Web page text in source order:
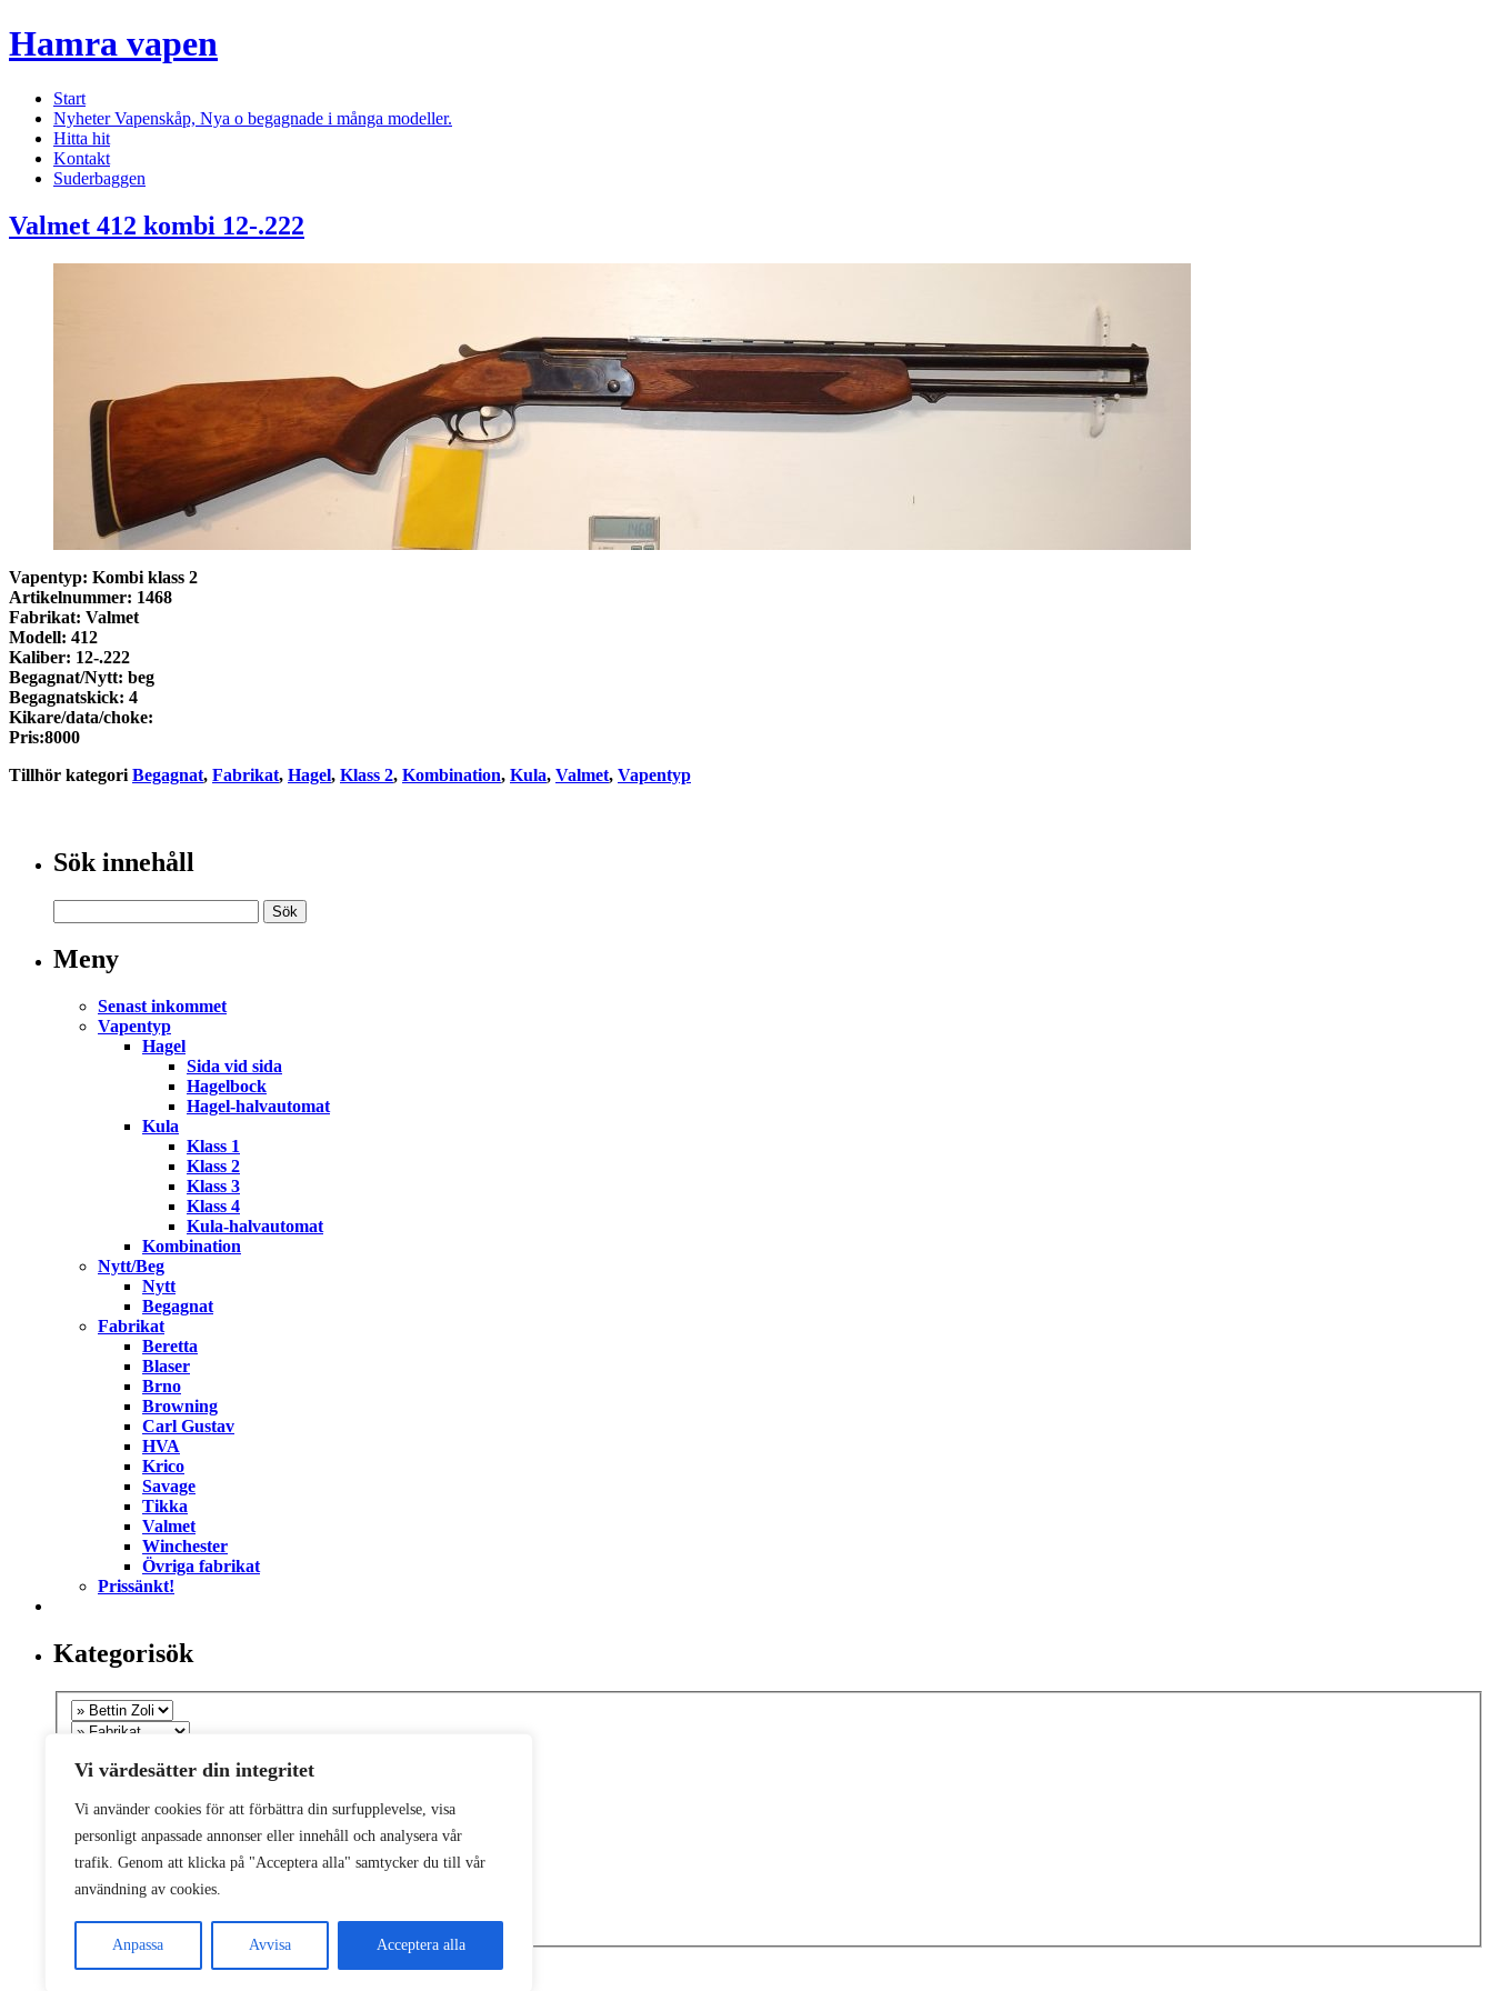
Vi värdesätter din integritet
Vi använder cookies för att förbättra din surfupplevelse, visa
personligt anpassade annonser eller innehåll och analysera vår
trafik. Genom att klicka på "Acceptera alla" samtycker du till vår
användning av cookies.
Anpassa Avvisa Acceptera alla
Hamra vapen
Start
Nyheter Vapenskåp, Nya o begagnade i många modeller.
Hitta hit
Kontakt
Suderbaggen
Valmet 412 kombi 12-.222
Vapentyp: Kombi klass 2
Artikelnummer: 1468
Fabrikat: Valmet
Modell: 412
Kaliber: 12-.222
Begagnat/Nytt: beg
Begagnatskick: 4
Kikare/data/choke:
Pris:8000
Tillhör kategori Begagnat, Fabrikat, Hagel, Klass 2, Kombination, Kula, Valmet, Vapentyp
Sök innehåll
Meny
Senast inkommet
Vapentyp
Hagel
Sida vid sida
Hagelbock
Hagel-halvautomat
Kula
Klass 1
Klass 2
Klass 3
Klass 4
Kula-halvautomat
Kombination
Nytt/Beg
Nytt
Begagnat
Fabrikat
Beretta
Blaser
Brno
Browning
Carl Gustav
HVA
Krico
Savage
Tikka
Valmet
Winchester
Övriga fabrikat
Prissänkt!
Kategorisök